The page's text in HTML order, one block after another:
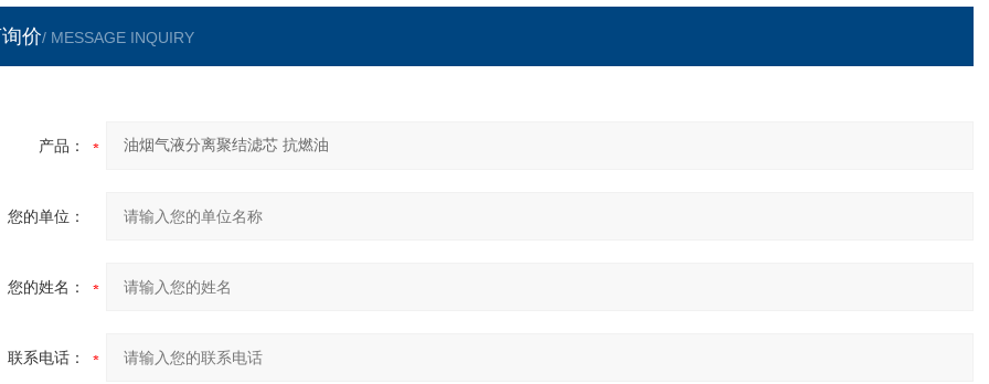
价/ MESSAGE INQUIRY
产品：
您的单位：
您的姓名：
联系电话：